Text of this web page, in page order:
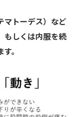
マトーデス）など
もしくは内服を続
。